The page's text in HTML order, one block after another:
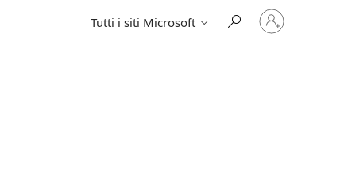
Tutti i siti Microsoft
Accedi
con